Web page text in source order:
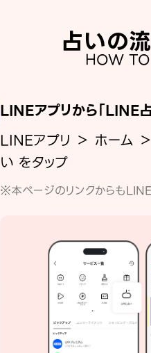
占いの
HOW TO
LINEアプリから「LINE
LINEアプリ ＞ ホーム
い をタップ
※本ページのリンクからも